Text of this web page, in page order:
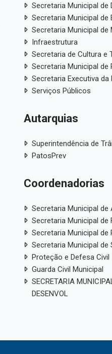
Secretaria Municipal de
Secretaria Municipal de
Secretaria Municipal
Infraestrutura
Secretaria de Cultura e
Secretaria Municipal de
Secretaria Executiva
Serviços Públicos
Autarquias
Superintendência de
PatosPrev
Coordenadorias
Secretaria Municipal de
Secretaria Municipal de
Secretaria Municipal de
Secretaria Municipal de
Proteção e Defesa Civil
Guarda Civil Municipal
SECRETARIA
DESENVOL